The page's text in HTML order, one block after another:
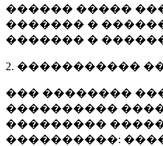
������ �����
������� �
������� �
2. �����������
��� ��������
����������
���������
����������: